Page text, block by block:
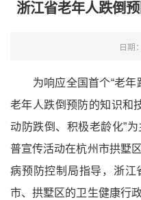
浙江省老年人跌倒
日期
为响应全国首个“老年
老年人跌倒预防的知识和
动防跌倒、积极老龄化”
普宣传活动在杭州市拱墅
病预防控制局指导，浙江
市、拱墅区的卫生健康行